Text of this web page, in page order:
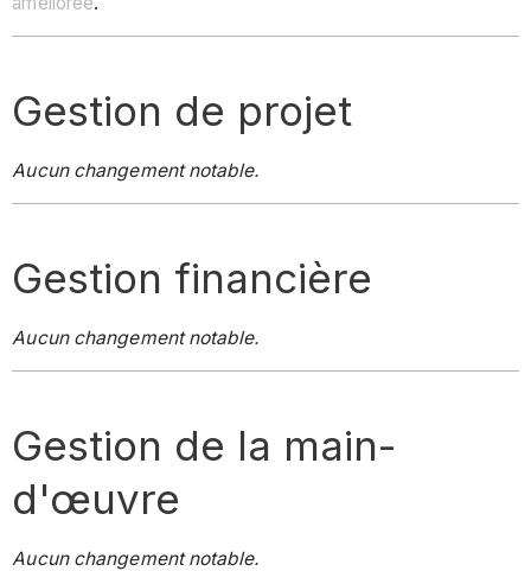
Gestion de projet
Aucun changement notable.
Gestion financière
Aucun changement notable.
Gestion de la main-
d'œuvre
Aucun changement notable.